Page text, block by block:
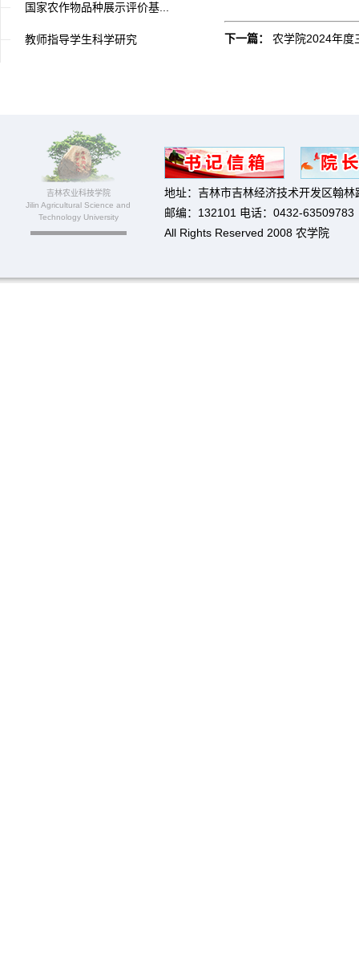
国家农作物品种展示评价基...
教师指导学生科学研究 下一篇： 农学院2024年度
吉林农业科技学院
Jilin Agricultural Science and
Technology University
地址：吉林市吉林经济技术开发区翰林
邮编：132101 电话：0432-63509783
All Rights Reserved 2008 农学院